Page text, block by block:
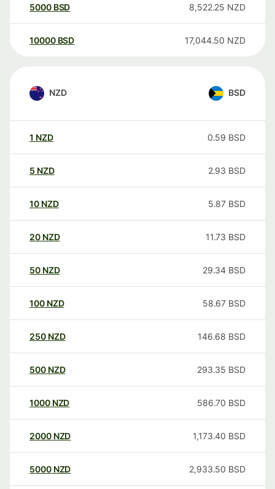
5000 BSD 8,522.25 NZD
10000 BSD 17,044.50 NZD
NZD BSD
1 NZD 0.59 BSD
5 NZD 2.93 BSD
10 NZD 5.87 BSD
20 NZD 11.73 BSD
50 NZD 29.34 BSD
100 NZD 58.67 BSD
250 NZD 146.68 BSD
500 NZD 293.35 BSD
1000 NZD 586.70 BSD
2000 NZD 1,173.40 BSD
5000 NZD 2,933.50 BSD